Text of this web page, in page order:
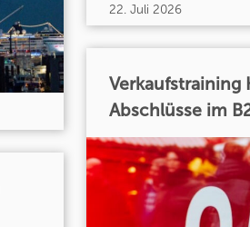
22. Juli 2026
Verkaufstraining
Abschlüsse im